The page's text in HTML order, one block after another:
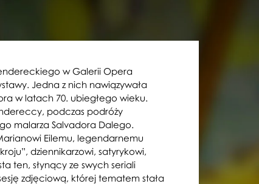
w Galerii Opera
Jedna z nich nawiązywała
w latach 70. ubiegłego wieku.
podczas podróży
malarza Salvadora Dalego.
Eilemu, legendarnemu
dziennikarzowi, satyrykowi,
ten, słynący ze swych seriali
zdjęciową, której tematem stała